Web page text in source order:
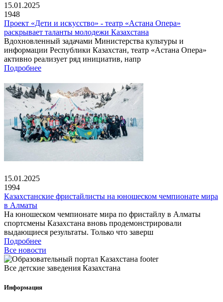
15.01.2025
1948
Проект «Дети и искусство» - театр «Астана Опера»
раскрывает таланты молодежи Казахстана
Вдохновленный задачами Министерства культуры и
информации Республики Казахстан, театр «Астана Опера»
активно реализует ряд инициатив, напр
Подробнее
15.01.2025
1994
Казахстанские фристайлисты на юношеском чемпионате мира
в Алматы
На юношеском чемпионате мира по фристайлу в Алматы
спортсмены Казахстана вновь продемонстрировали
выдающиеся результаты. Только что заверш
Подробнее
Все новости
Все детские заведения Казахстана
Информация